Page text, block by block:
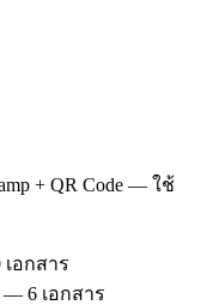
+ QR Code — ใช้
เอกสาร
— 6 เอกสาร